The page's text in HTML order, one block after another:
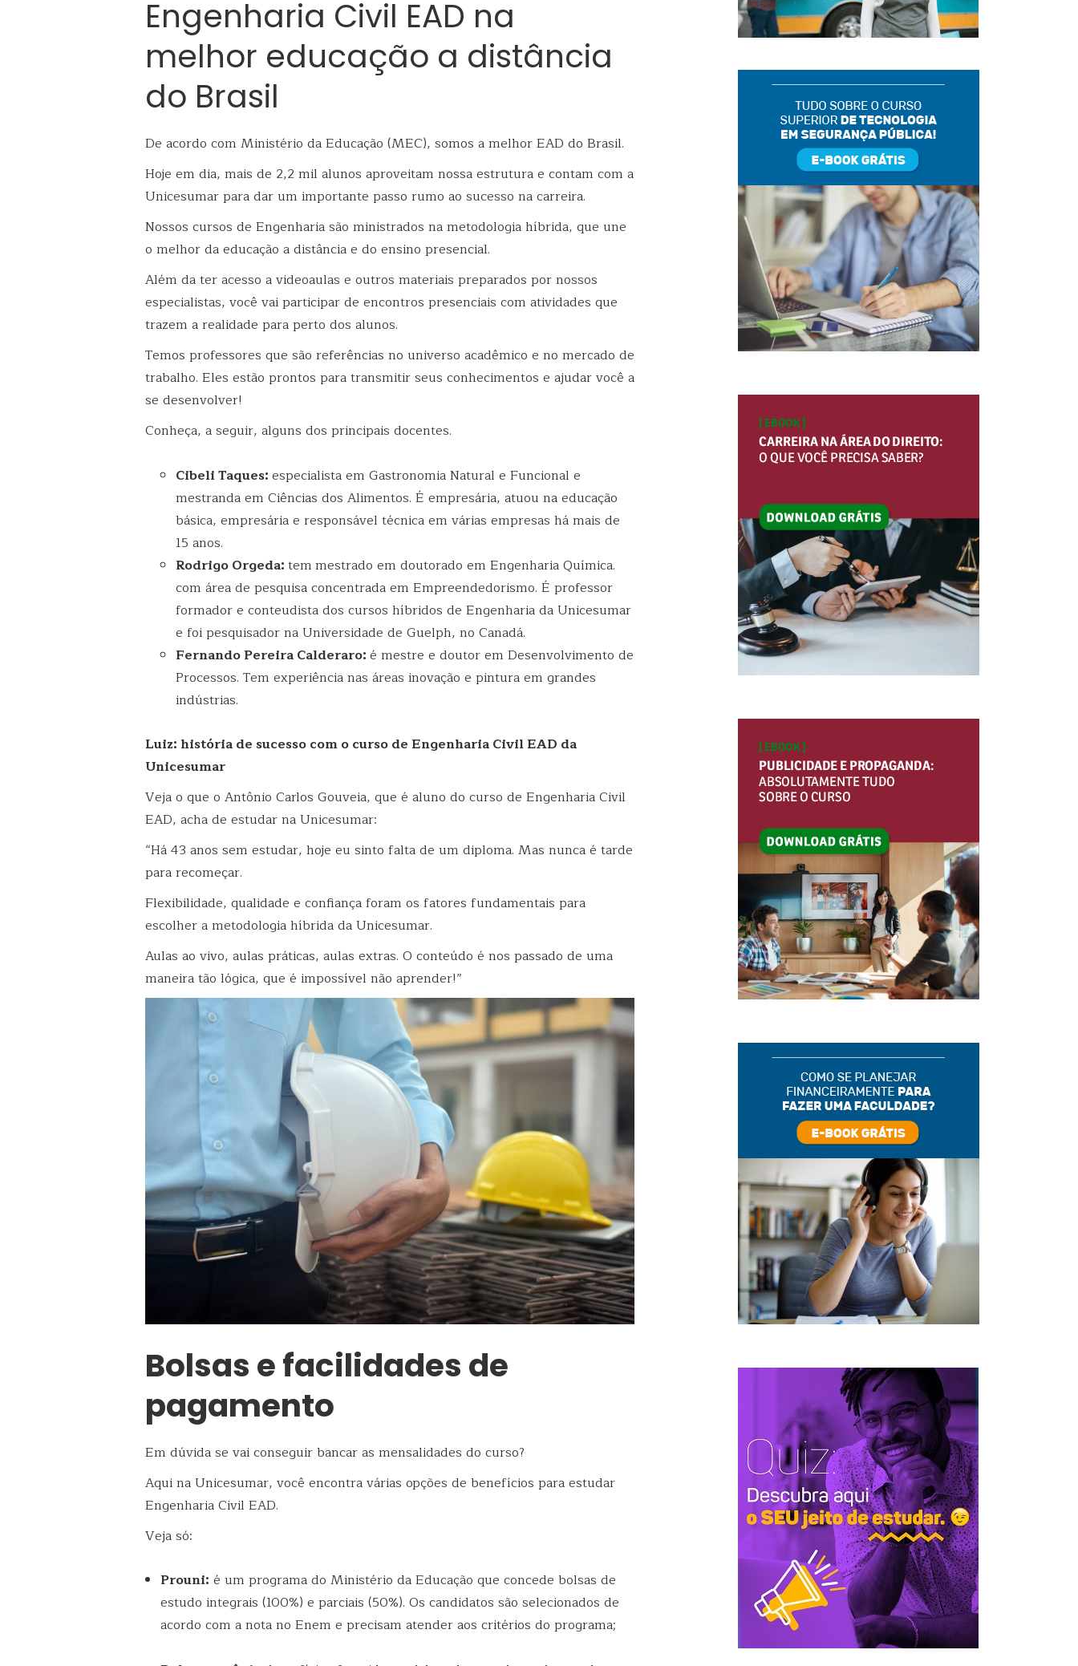
Engenharia Civil EAD na
melhor educação a distância
do Brasil
De acordo com Ministério da Educação (MEC), somos a melhor EAD do Brasil.
Hoje em dia, mais de 2,2 mil alunos aproveitam nossa estrutura e contam com a
Unicesumar para dar um importante passo rumo ao sucesso na carreira.
Nossos cursos de Engenharia são ministrados na metodologia híbrida, que une
o melhor da educação a distância e do ensino presencial.
Além da ter acesso a videoaulas e outros materiais preparados por nossos
especialistas, você vai participar de encontros presenciais com atividades que
trazem a realidade para perto dos alunos.
Temos professores que são referências no universo acadêmico e no mercado de
trabalho. Eles estão prontos para transmitir seus conhecimentos e ajudar você a
se desenvolver!
Conheça, a seguir, alguns dos principais docentes.
Cibeli Taques:especialista em Gastronomia Natural e Funcional e
mestranda em Ciências dos Alimentos. É empresária, atuou na educação
básica, empresária e responsável técnica em várias empresas há mais de
15 anos.
Rodrigo Orgeda:tem mestrado em doutorado em Engenharia Química.
com área de pesquisa concentrada em Empreendedorismo. Éprofessor
formador e conteudista dos cursos híbridos de Engenharia da Unicesumar
e foi pesquisador naUniversidade de Guelph, no Canadá.
Fernando Pereira Calderaro:é mestre e doutor em Desenvolvimento de
Processos. Tem experiência nas áreas inovação e pintura em grandes
indústrias.
Luiz: história de sucesso com o curso de Engenharia Civil EAD da
Unicesumar
Veja o que o Antônio Carlos Gouveia, que é aluno do curso de Engenharia Civil
EAD, acha de estudar na Unicesumar:
“Há 43 anos sem estudar, hoje eu sinto falta de um diploma. Mas nunca é tarde
para recomeçar.
Flexibilidade, qualidade e confiança foram os fatores fundamentais para
escolher a metodologia híbrida da Unicesumar.
Aulas ao vivo, aulas práticas, aulas extras. O conteúdo é nos passado de uma
maneira tão lógica, que é impossível não aprender!”
Bolsas e facilidades de
pagamento
Em dúvida se vai conseguir bancar as mensalidades do curso?
Aqui na Unicesumar, você encontra várias opções de benefícios para estudar
Engenharia Civil EAD.
Veja só:
Prouni: é um programa do Ministério da Educação que concede bolsas de
estudo integrais (100%) e parciais (50%). Os candidatos são selecionados de
acordo com a nota no Enem e precisam atender aos critérios do programa;